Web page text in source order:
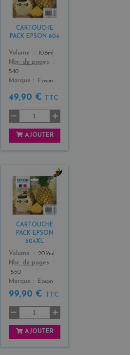
CARTOUCHE
PACK EPSON 604
Color
a
c
k
+
Volume
10.6ml
Nbr. de pages
540
Marque
Epson
49,90 € TTC
AJOUTER
CARTOUCHE
PACK EPSON
604XL
Color
b
l
a
c
k
+
Volume
20.9ml
Nbr. de pages
1550
Marque
Epson
99,90 € TTC
AJOUTER